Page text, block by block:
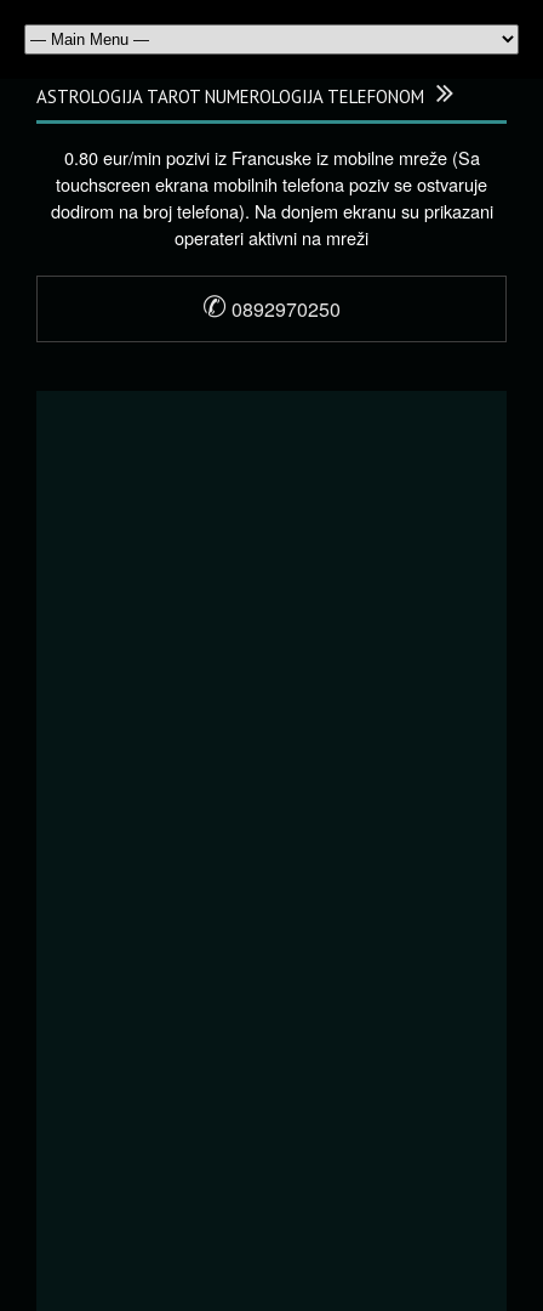
ASTROLOGIJA TAROT NUMEROLOGIJA TELEFONOM
0.80 eur/min pozivi iz Francuske iz mobilne mreže (Sa
touchscreen ekrana mobilnih telefona poziv se ostvaruje
dodirom na broj telefona). Na donjem ekranu su prikazani
operateri aktivni na mreži
✆ 0892970250